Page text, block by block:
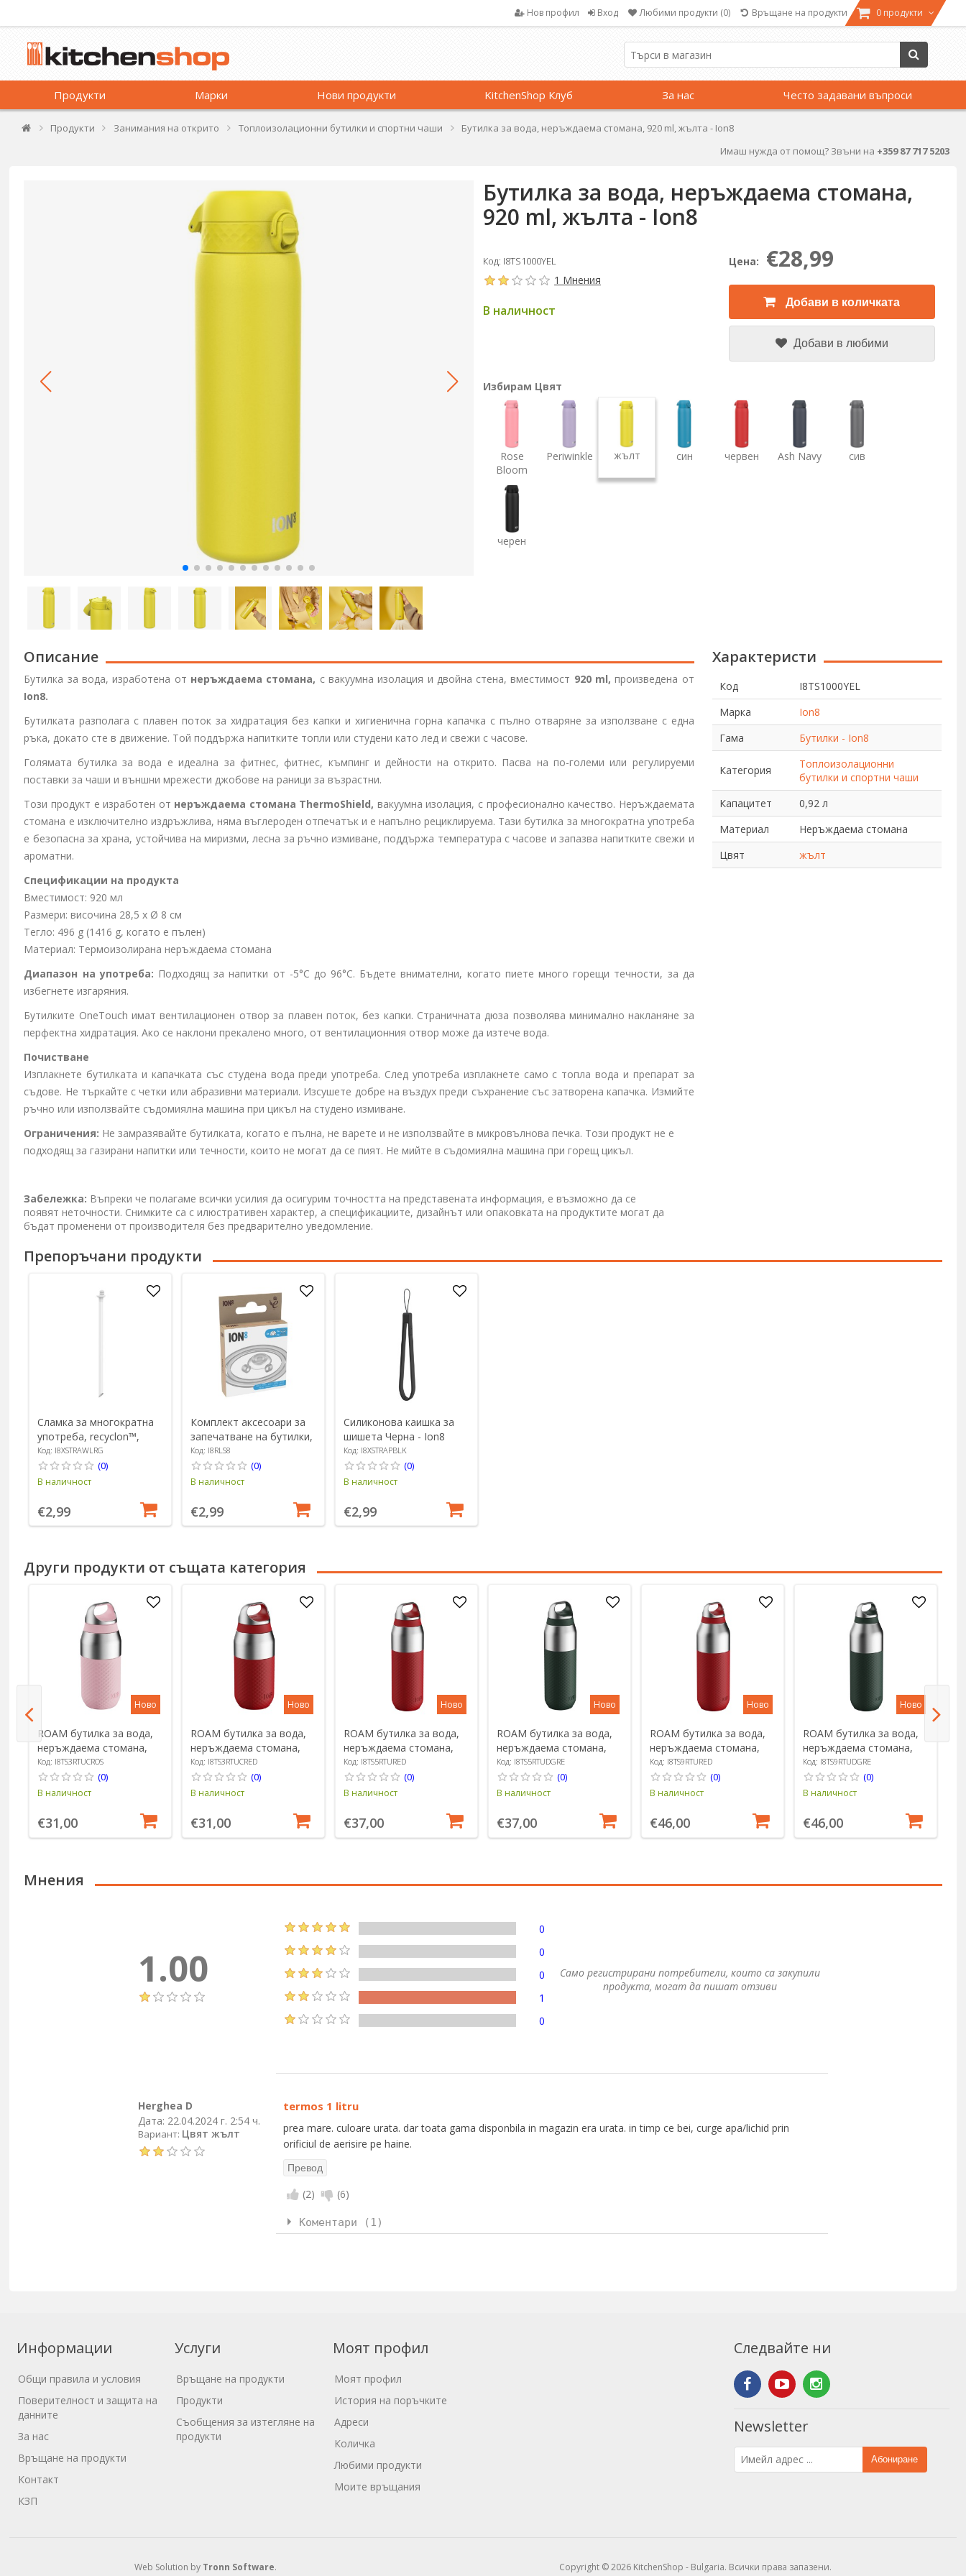
Нов профил Вход Любими продукти (0) Връщане на продукти 0 продукти
Продукти Марки Нови продукти KitchenShop Клуб За нас Често задавани въпроси
Продукти Занимания на открито Топлоизолационни бутилки и спортни чаши
Бутилка за вода, неръждаема стомана, 920 ml, жълта - Ion8
Имаш нужда от помощ? Звъни на +359 87 717 5203
Бутилка за вода, неръждаема стомана,
920 ml, жълта - Ion8
Код: I8TS1000YEL
1 Мнения
В наличност
Цена: €28,99
Добави в количката
Добави в любими
Избирам Цвят
Rose
Bloom
Periwinkle жълт син червен Ash Navy сив
черен
Описание
Бутилка за вода, изработена от неръждаема стомана, с вакуумна изолация и двойна стена, вместимост 920 ml, произведена от
Ion8.
Бутилката разполага с плавен поток за хидратация без капки и хигиенична горна капачка с пълно отваряне за използване с една
ръка, докато сте в движение. Той поддържа напитките топли или студени като лед и свежи с часове.
Голямата бутилка за вода е идеална за фитнес, фитнес, къмпинг и дейности на открито. Пасва на по-големи или регулируеми
поставки за чаши и външни мрежести джобове на раници за възрастни.
Този продукт е изработен от неръждаема стомана ThermoShield, вакуумна изолация, с професионално качество. Неръждаемата
стомана е изключително издръжлива, няма въглероден отпечатък и е напълно рециклируема. Тази бутилка за многократна употреба
е безопасна за храна, устойчива на миризми, лесна за ръчно измиване, поддържа температура с часове и запазва напитките свежи и
ароматни.
Спецификации на продукта
Вместимост: 920 мл
Размери: височина 28,5 х Ø 8 см
Тегло: 496 g (1416 g, когато е пълен)
Материал: Термоизолирана неръждаема стомана
Диапазон на употреба: Подходящ за напитки от -5°C до 96°C. Бъдете внимателни, когато пиете много горещи течности, за да
избегнете изгаряния.
Бутилките OneTouch имат вентилационен отвор за плавен поток, без капки. Страничната дюза позволява минимално накланяне за
перфектна хидратация. Ако се наклони прекалено много, от вентилационния отвор може да изтече вода.
Почистване
Изплакнете бутилката и капачката със студена вода преди употреба. След употреба изплакнете само с топла вода и препарат за
съдове. Не търкайте с четки или абразивни материали. Изсушете добре на въздух преди съхранение със затворена капачка. Измийте
ръчно или използвайте съдомиялна машина при цикъл на студено измиване.
Ограничения: Не замразявайте бутилката, когато е пълна, не варете и не използвайте в микровълнова печка. Този продукт не е
подходящ за газирани напитки или течности, които не могат да се пият. Не мийте в съдомиялна машина при горещ цикъл.
Характеристи
Код
I8TS1000YEL
Марка
Ion8
Гама
Бутилки - Ion8
Категория
Топлоизолационни
бутилки и спортни чаши
Капацитет
0,92 л
Материал
Неръждаема стомана
Цвят
жълт
Забележка: Въпреки че полагаме всички усилия да осигурим точността на представената информация, е възможно да се
появят неточности. Снимките са с илюстративен характер, а спецификациите, дизайнът или опаковката на продуктите могат да
бъдат променени от производителя без предварително уведомление.
Препоръчани продукти
Сламка за многократна
употреба, recyclon™,
размер L, прозрачна -
Ion8
Код: I8XSTRAWLRG
(0)
В наличност
€2,99
Комплект аксесоари за
запечатване на бутилки,
8 части, силикон,
прозрачен - Ion8
Код: I8RLS8
(0)
В наличност
€2,99
Силиконова каишка за
шишета Черна - Ion8
Код: I8XSTRAPBLK
(0)
В наличност
€2,99
Други продукти от същата категория
Ново
ROAM бутилка за вода,
неръждаема стомана,
320 ml, Blossom - Ion8
Код: I8TS3RTUCROS
(0)
В наличност
€31,00
Ново
ROAM бутилка за вода,
неръждаема стомана,
320 ml, Red Fire - Ion8
Код: I8TS3RTUCRED
(0)
В наличност
€31,00
Ново
ROAM бутилка за вода,
неръждаема стомана,
485 ml, Red Fire - Ion8
Код: I8TS5RTURED
(0)
В наличност
€37,00
Ново
ROAM бутилка за вода,
неръждаема стомана,
485 ml, Forest Green -
Ion8
Код: I8TS5RTUDGRE
(0)
В наличност
€37,00
Ново
ROAM бутилка за вода,
неръждаема стомана,
835 ml, Red Fire - Ion8
Код: I8TS9RTURED
(0)
В наличност
€46,00
Ново
ROAM бутилка за вода,
неръждаема стомана,
835 ml, Forest Green -
Ion8
Код: I8TS9RTUDGRE
(0)
В наличност
€46,00
Мнения
1.00
0
0
0
1
0
Само регистрирани потребители, които са закупили
продукта, могат да пишат отзиви
Herghea D
Дата: 22.04.2024 г. 2:54 ч.
Вариант: Цвят жълт
termos 1 litru
prea mare. culoare urata. dar toata gama disponbila in magazin era urata. in timp ce bei, curge apa/lichid prin
orificiul de aerisire pe haine.
(2) (6)
Коментари (1)
Информации
Общи правила и условия
Поверителност и защита на
данните
За нас
Връщане на продукти
Контакт
КЗП
Услуги
Връщане на продукти
Продукти
Съобщения за изтегляне на
продукти
Моят профил
Моят профил
История на поръчките
Адреси
Количка
Любими продукти
Моите връщания
Следвайте ни
Newsletter
Абониране
Copyright © 2026 KitchenShop - Bulgaria. Всички права запазени.
Web Solution by Tronn Software.